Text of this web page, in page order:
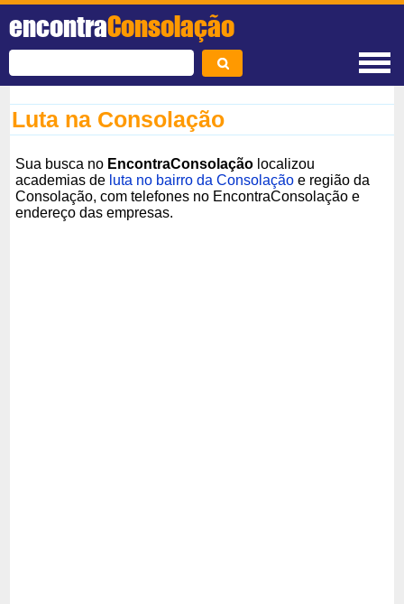
encontraConsolação
Luta na Consolação
Sua busca no EncontraConsolação localizou
academias de luta no bairro da Consolação e região da
Consolação, com telefones no EncontraConsolação e
endereço das empresas.